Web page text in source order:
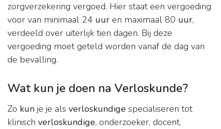
zorgverzekering vergoed. Hier staat een vergoeding
voor van minimaal 24 uur en maximaal 80 uur,
verdeeld over uiterlijk tien dagen. Bij deze
vergoeding moet geteld worden vanaf de dag van
de bevalling.
Wat kun je doen na Verloskunde?
Zo kun je je als verloskundige specialiseren tot
klinisch verloskundige, onderzoeker, docent,